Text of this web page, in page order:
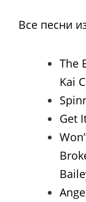
Все песни
The
Kai
Get